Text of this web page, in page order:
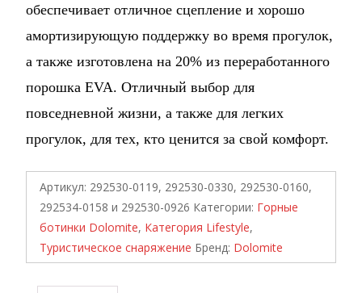
обеспечивает отличное сцепление и хорошо
амортизирующую поддержку во время прогулок,
а также изготовлена на 20% из переработанного
порошка EVA. Отличный выбор для
повседневной жизни, а также для легких
прогулок, для тех, кто ценится за свой комфорт.
Артикул: 292530-0119, 292530-0330, 292530-0160,
292534-0158 и 292530-0926 Категории: Горные
ботинки Dolomite, Категория Lifestyle,
Туристическое снаряжение Бренд: Dolomite